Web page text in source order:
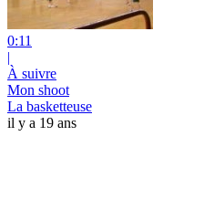
0:11
|
À suivre
Mon shoot
La basketteuse
il y a 19 ans